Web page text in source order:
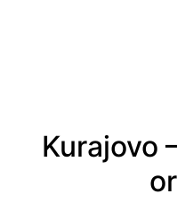
Kurajovo